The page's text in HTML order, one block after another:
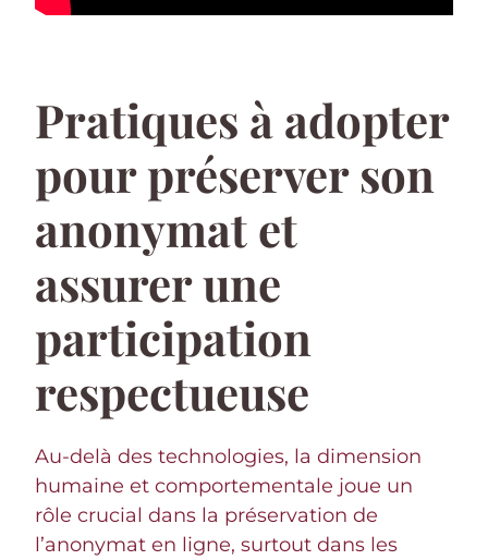
Pratiques à adopter
pour préserver son
anonymat et
assurer une
participation
respectueuse
Au-delà des technologies, la dimension
humaine et comportementale joue un
rôle crucial dans la préservation de
l’anonymat en ligne, surtout dans les